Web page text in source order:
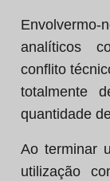
analíticos
conflito
totalmente
quantidade
Ao terminar
utilização